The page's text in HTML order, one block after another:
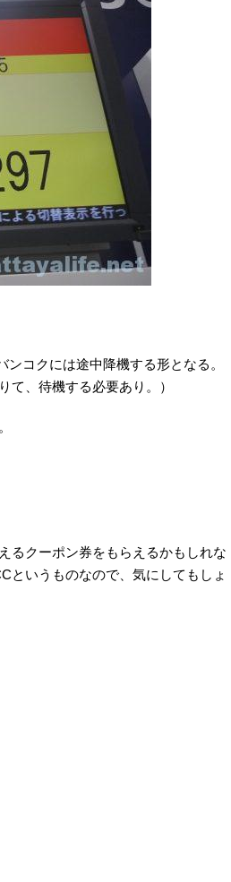
コクには途中降機する形となる。
て、待機する必要あり。）
るクーポン券をもらえるかもしれな
というものなので、気にしてもしょ